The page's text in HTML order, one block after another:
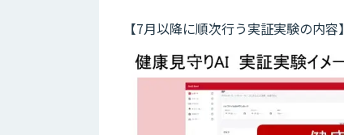
【7月以降に順次行う実証実験の内容】